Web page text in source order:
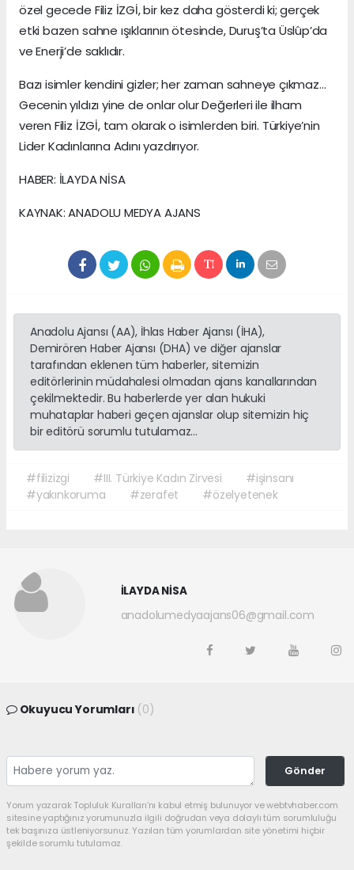
özel gecede Filiz İZGİ, bir kez daha gösterdi ki; gerçek
etki bazen sahne ışıklarının ötesinde, Duruş’ta Üslûp’da
ve Enerji’de saklıdır.
Bazı isimler kendini gizler; her zaman sahneye çıkmaz…
Gecenin yıldızı yine de onlar olur Değerleri ile ilham
veren Filiz İZGİ, tam olarak o isimlerden biri. Türkiye’nin
Lider Kadınlarına Adını yazdırıyor.
HABER: İLAYDA NİSA
KAYNAK: ANADOLU MEDYA AJANS
Anadolu Ajansı (AA), İhlas Haber Ajansı (İHA),
Demirören Haber Ajansı (DHA) ve diğer ajanslar
tarafından eklenen tüm haberler, sitemizin
editörlerinin müdahalesi olmadan ajans kanallarından
çekilmektedir. Bu haberlerde yer alan hukuki
muhataplar haberi geçen ajanslar olup sitemizin hiç
bir editörü sorumlu tutulamaz...
#filizizgi #III. Türkiye Kadın Zirvesi
#işinsanı
#yakınkoruma
#zerafet #özelyetenek
İLAYDA NİSA
anadolumedyaajans06@gmail.com
Okuyucu Yorumları (0)
Gönder
Yorum yazarak Topluluk Kuralları’nı kabul etmiş bulunuyor ve webtvhaber.com
sitesine yaptığınız yorumunuzla ilgili doğrudan veya dolaylı tüm sorumluluğu
tek başınıza üstleniyorsunuz. Yazılan tüm yorumlardan site yönetimi hiçbir
şekilde sorumlu tutulamaz.